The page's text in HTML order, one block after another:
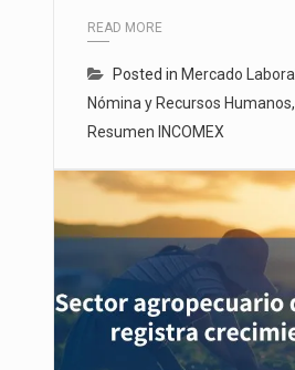
READ MORE
Posted in Mercado Laboral
Nómina y Recursos Humanos,
Resumen INCOMEX